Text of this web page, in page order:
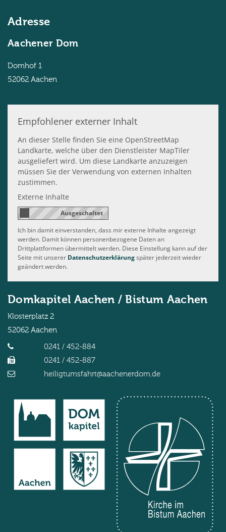
Adresse
Aachener Dom
Domhof 1
52062 Aachen
Empfohlener externer Inhalt
An dieser Stelle finden Sie eine OpenStreetMap
Landkarte, welche über den Dienstleister MapTiler
ausgeliefert wird. Um diese Landkarte anzuzeigen
müssen Sie der Verwendung von externen Inhalten
zustimmen.
Externe Inhalte
Ich bin damit einverstanden, dass mir externe Inhalte angezeigt
werden. Damit können personenbezogene Daten an
Drittplattformen übermittelt werden. Diese Einstellung kann auf der
Seite mit unserer Datenschutzerklärungspäter jederzeit wieder
geändert werden.
Domkapitel Aachen / Bistum Aachen
Klosterplatz 2
52062 Aachen
0241 / 452-884
0241 / 452-887
heiligtumsfahrt@aachenerdom.de